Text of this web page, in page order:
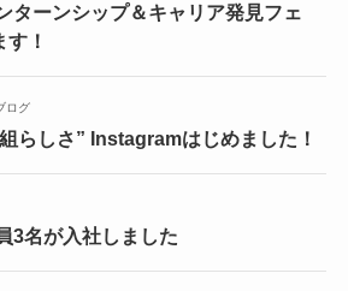
ターンシップ＆キャリア発見フェ
！
ログ
らしさ” Instagramはじめました！
名が入社しました